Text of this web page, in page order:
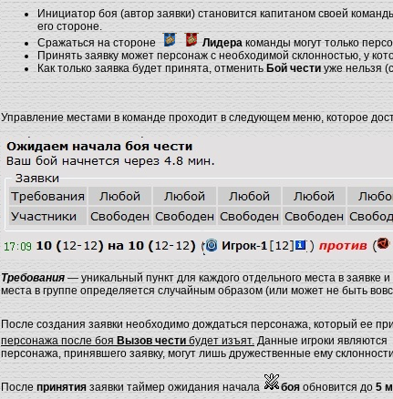
Инициатор боя (автор заявки) становится капитаном своей
его стороне.
Сражаться на стороне
Лидера команды могут только
Принять заявку может персонаж с необходимой склонностью, у
Как только заявка будет принята, отменитьБой честиуже нельзя
Управление местами в команде проходит в следующем меню, которое
Требования — уникальный пункт для каждого отдельного места в заявке
места в группе определяется случайным образом (или может не быть
После создания заявки необходимо дождаться персонажа, который ее
персонажа после боя Вызов чести будет изъят.Данные игроки являются
персонажа, принявшего заявку, могут лишь дружественные ему
После принятиязаявки таймер ожидания начала боя обновится до 5